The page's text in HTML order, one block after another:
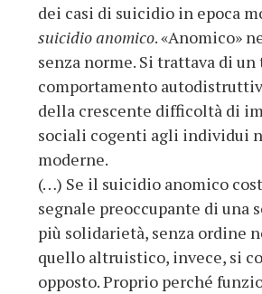
dei casi di suicidio in epoca
suicidio anomico. «Anomico»
senza norme. Si trattava di
comportamento
della crescente difficoltà di
sociali cogenti agli individui
moderne.
(…) Se il suicidio anomico
segnale preoccupante di una
più solidarietà, senza ordine
quello altruistico, invece, si
opposto. Proprio perché